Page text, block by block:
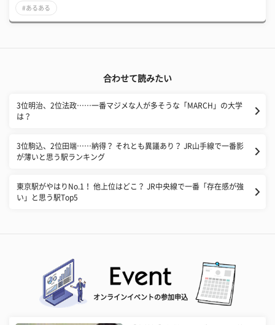
#あるある
合わせて読みたい
3位明治、2位法政……一番マジメな人が多そうな「MARCH」の大学
は？
3位駒込、2位田端……納得？ それとも異議あり？ JR山手線で一番影
が薄いと思う駅ランキング
東京駅がやはりNo.1！ 他上位はどこ？ JR中央線で一番「存在感が強
い」と思う駅Top5
オンラインイベントの参加申込